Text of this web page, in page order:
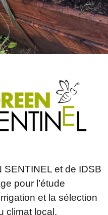
et de IDSB
pour l’étude
et la sélection
climat local.